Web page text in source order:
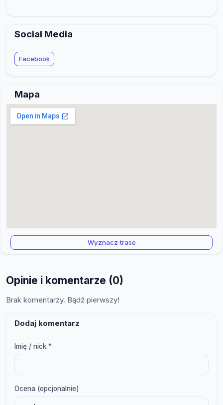
Social Media
Facebook
Mapa
Wyznacz trase
Opinie i komentarze (0)
Brak komentarzy. Bądź pierwszy!
Dodaj komentarz
Imię / nick *
Ocena (opcjonalnie)